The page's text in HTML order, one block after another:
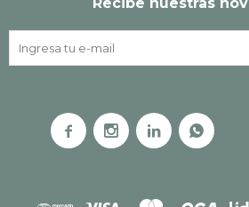
Recibe nuestras
   